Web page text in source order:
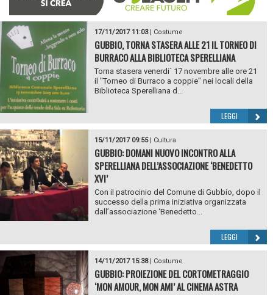
17/11/2017 11:03| Costume
GUBBIO, TORNA STASERA ALLE 21 IL TORNEO DI
BURRACO ALLA BIBLIOTECA SPERELLIANA
Torna stasera venerdi` 17 novembre alle ore 21
il "Torneo di Burraco a coppie" nei locali della
Biblioteca Sperelliana d...
LEGGI
15/11/2017 09:55| Cultura
GUBBIO: DOMANI NUOVO INCONTRO ALLA
SPERELLIANA DELL’ASSOCIAZIONE ‘BENEDETTO
XVI’
Con il patrocinio del Comune di Gubbio, dopo il
successo della prima iniziativa organizzata
dall’associazione ‘Benedetto...
LEGGI
14/11/2017 15:38| Costume
GUBBIO: PROIEZIONE DEL CORTOMETRAGGIO
‘MON AMOUR, MON AMI’ AL CINEMA ASTRA